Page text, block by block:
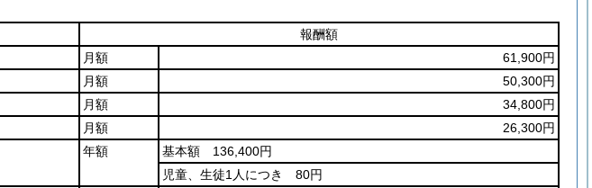
報酬額
月額
61,900円
月額
50,300円
月額
34,800円
月額
26,300円
年額
基本額 136,400円
児童、生徒1人につき 80円